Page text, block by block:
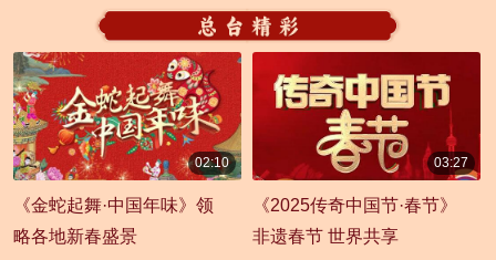
02:10
《金蛇起舞·中国年味》领
略各地新春盛景
03:27
《2025传奇中国节·春节》
非遗春节 世界共享